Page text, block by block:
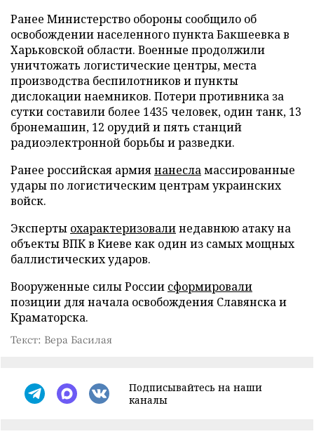
Ранее Министерство обороны сообщило об
освобождении населенного пункта Бакшеевка в
Харьковской области. Военные продолжили
уничтожать логистические центры, места
производства беспилотников и пункты
дислокации наемников. Потери противника за
сутки составили более 1435 человек, один танк, 13
бронемашин, 12 орудий и пять станций
радиоэлектронной борьбы и разведки.
Ранее российская армиянанесламассированные
удары по логистическим центрам украинских
войск.
Эксперты охарактеризовалинедавнюю атаку на
объекты ВПК в Киеве как один из самых мощных
баллистических ударов.
Вооруженные силы России сформировали
позиции для начала освобождения Славянска и
Краматорска.
Текст: Вера Басилая
Подписывайтесь на наши
каналы